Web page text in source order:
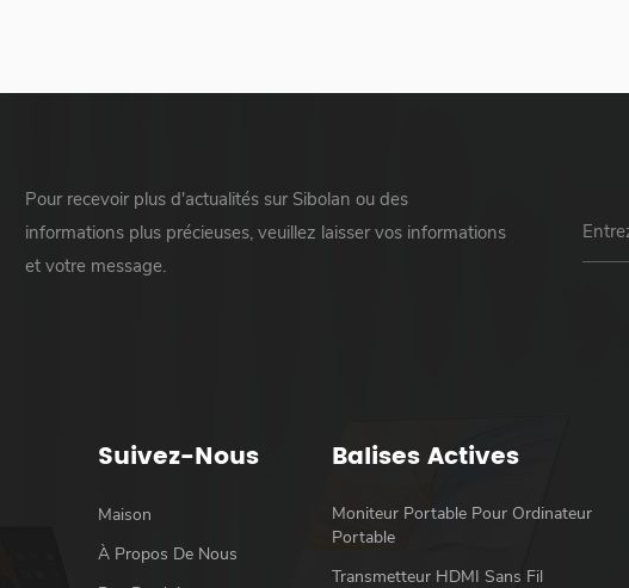
Pour recevoir plus d'actualités sur Sibolan ou des
informations plus précieuses, veuillez laisser vos informations
et votre message.
Suivez-Nous
Maison
À Propos De Nous
Balises Actives
Moniteur Portable Pour Ordinateur
Portable
Transmetteur HDMI Sans Fil